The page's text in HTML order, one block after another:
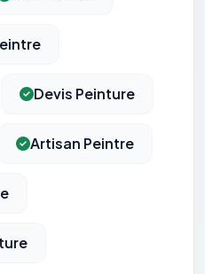
Devis Peinture
Artisan Peintre